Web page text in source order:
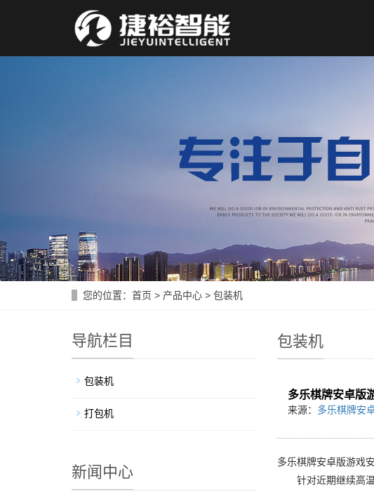
您的位置： 首页 > 产品中心 > 包装机
包装机
多乐棋牌安卓版
来源： 多乐棋牌安
多乐棋牌安卓版游戏
针对近期继续高温
导航栏目
包装机
打包机
新闻中心